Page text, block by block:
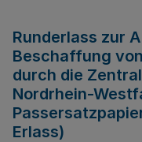
Runderlass zur
Beschaffung
durch die
Nordrhein-
Erlass)